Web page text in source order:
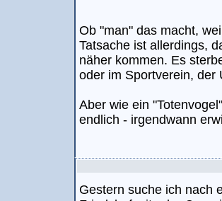
Ob "man" das macht,
Tatsache ist allerdings,
näher kommen. Es
oder im Sportverein, der
Aber wie ein
endlich - irgendwann
Gestern suche ich nach